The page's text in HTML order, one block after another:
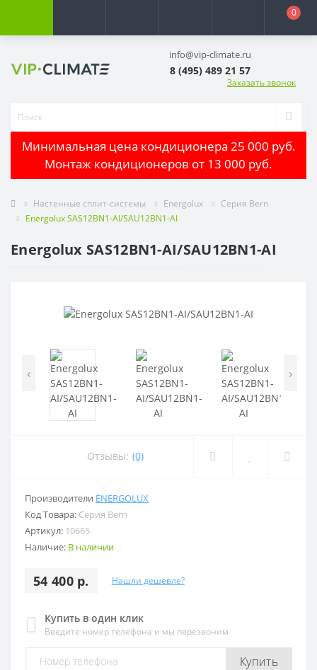
0
info@vip-climate.ru
8 (495) 489 21 57
Заказать звонок
Минимальная цена кондиционера 25 000 руб.
Монтаж кондиционеров от 13 000 руб.
Настенные сплит-системы Energolux
Серия Bern
Energolux SAS12BN1-AI/SAU12BN1-AI
Energolux SAS12BN1-AI/SAU12BN1-AI
‹ ›
Отзывы: (0)
Производители ENERGOLUX
Код Товара: Серия Bern
Артикул: 10665
Наличие: В наличии
54 400 р. Нашли дешевле?
Купить в один клик
Введите номер телефона и мы перезвоним
Купить